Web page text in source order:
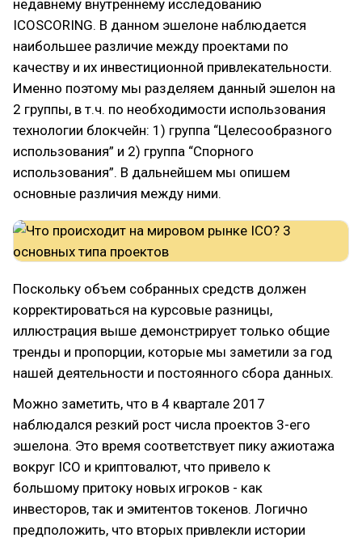
недавнему внутреннему исследованию
ICOSCORING. В данном эшелоне наблюдается
наибольшее различие между проектами по
качеству и их инвестиционной привлекательности.
Именно поэтому мы разделяем данный эшелон на
2 группы, в т.ч. по необходимости использования
технологии блокчейн: 1) группа “Целесообразного
использования” и 2) группа “Спорного
использования”. В дальнейшем мы опишем
основные различия между ними.
Поскольку объем собранных средств должен
корректироваться на курсовые разницы,
иллюстрация выше демонстрирует только общие
тренды и пропорции, которые мы заметили за год
нашей деятельности и постоянного сбора данных.
Можно заметить, что в 4 квартале 2017
наблюдался резкий рост числа проектов 3-его
эшелона. Это время соответствует пику ажиотажа
вокруг ICO и криптовалют, что привело к
большому притоку новых игроков - как
инвесторов, так и эмитентов токенов. Логично
предположить, что вторых привлекли истории